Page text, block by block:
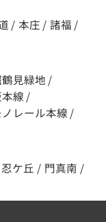
/ 本庄 / 諸福 /
見緑地 /
線 /
レール本線 /
忍ケ丘 / 門真南 /